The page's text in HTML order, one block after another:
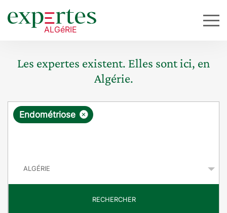
Les expertes existent. Elles sont ici, en
Algérie.
R
ê
×
Endométriose
RECHERCHER